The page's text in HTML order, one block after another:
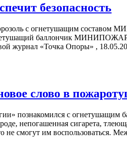
безопасность
с огнетушащим составом
баллончик
журнал «Точка Опоры» ,
слово в
познакомился с
непогашенная сигарета,
не смогут им